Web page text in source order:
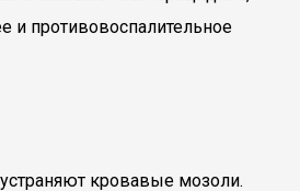
и противовоспалительное
кровавые мозоли.